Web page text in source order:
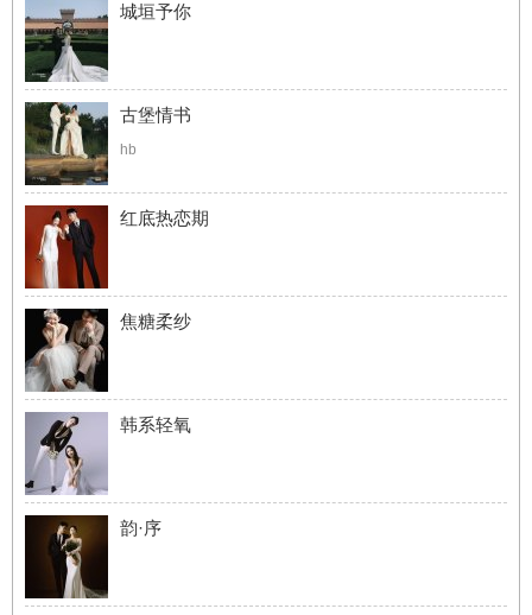
城垣予你
古堡情书
hb
红底热恋期
焦糖柔纱
韩系轻氧
韵·序